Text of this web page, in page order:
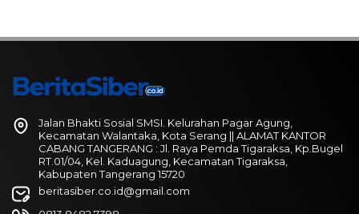
Jalan Bhakti Sosial SMSI. Kelurahan Pagar Agung,
Kecamatan Walantaka, Kota Serang || ALAMAT KANTOR
CABANG TANGERANG : Jl. Raya Pemda Tigaraksa, Kp.Bugel
RT.01/04, Kel. Kaduagung, Kecamatan Tigaraksa,
Kabupaten Tangerang 15720
beritasiber.co.id@gmail.com